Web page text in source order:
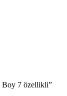
Boy 7 özellikli”